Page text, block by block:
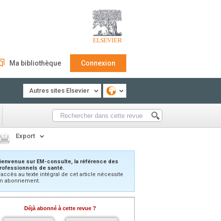
Ma bibliothèque Connexion
Autres sites Elsevier
Export
sur EM-consulte, la référence des
de santé.
au texte intégral de cet article nécessite
abonnement.
Déjà abonné à cette revue ?